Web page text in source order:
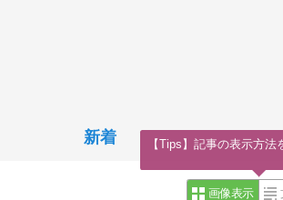
新着
画像表示
【Tips】記事の表示方法